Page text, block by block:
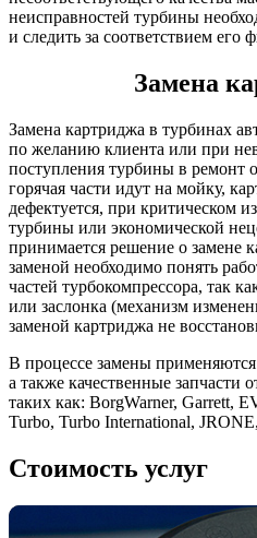
неисправностей турбины
и следить за соответствием его
Замена
Замена картриджа в турбинах
по желанию клиента или при
поступления турбины в ремонт
горячая части идут на мойку,
дефектуется, при критическом
турбины или экономической
принимается решение о замене
заменой необходимо понять
частей турбокомпрессора, так
или заслонка (механизм
заменой картриджа не
В процессе замены
а также качественные запчасти
таких как: BorgWarner, Garrett,
Turbo, Turbo International,
Стоимость услуг